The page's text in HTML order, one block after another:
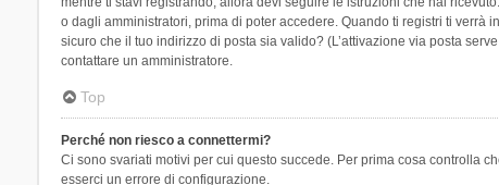
o dagli amministratori, prima di poter accedere. Quando ti registri ti verrà
sicuro che il tuo indirizzo di posta sia valido? (L’attivazione via posta
contattare un amministratore.
Top
Perché non riesco a connettermi?
Ci sono svariati motivi per cui questo succede. Per prima cosa controlla
esserci un errore di configurazione.